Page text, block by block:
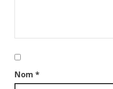
Nom *